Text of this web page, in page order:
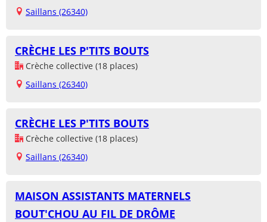
Saillans (26340)
CRÈCHE LES P'TITS BOUTS
Crèche collective (18 places)
Saillans (26340)
CRÈCHE LES P'TITS BOUTS
Crèche collective (18 places)
Saillans (26340)
MAISON ASSISTANTS MATERNELS
BOUT'CHOU AU FIL DE DRÔME